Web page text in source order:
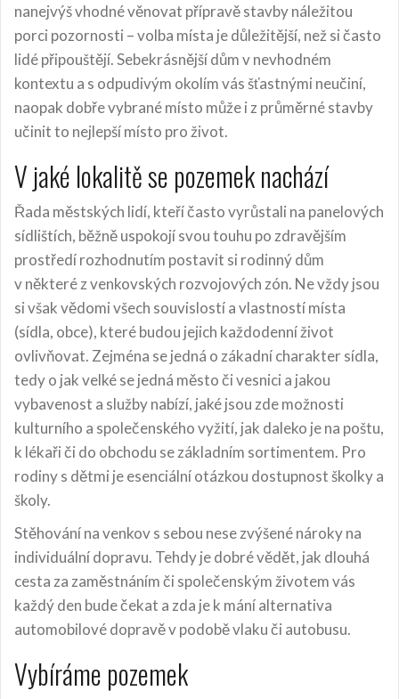
nanejvýš vhodné věnovat přípravě stavby náležitou
porci pozornosti – volba místa je důležitější, než si často
lidé připouštějí. Sebekrásnější dům v nevhodném
kontextu a s odpudivým okolím vás šťastnými neučiní,
naopak dobře vybrané místo může i z průměrné stavby
učinit to nejlepší místo pro život.
V jaké lokalitě se pozemek nachází
Řada městských lidí, kteří často vyrůstali na panelových
sídlištích, běžně uspokojí svou touhu po zdravějším
prostředí rozhodnutím postavit si rodinný dům
v některé z venkovských rozvojových zón. Ne vždy jsou
si však vědomi všech souvislostí a vlastností místa
(sídla, obce), které budou jejich každodenní život
ovlivňovat. Zejména se jedná o zákadní charakter sídla,
tedy o jak velké se jedná město či vesnici a jakou
vybavenost a služby nabízí, jaké jsou zde možnosti
kulturního a společenského vyžití, jak daleko je na poštu,
k lékaři či do obchodu se základním sortimentem. Pro
rodiny s dětmi je esenciální otázkou dostupnost školky a
školy.
Stěhování na venkov s sebou nese zvýšené nároky na
individuální dopravu. Tehdy je dobré vědět, jak dlouhá
cesta za zaměstnáním či společenským životem vás
každý den bude čekat a zda je k mání alternativa
automobilové dopravě v podobě vlaku či autobusu.
Vybíráme pozemek